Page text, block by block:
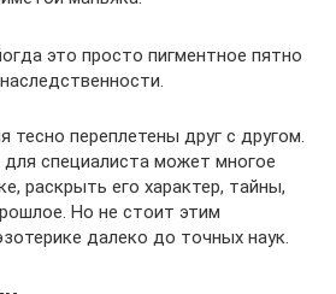
это просто пигментное пятно
тесно переплетены друг с другом.
специалиста может многое
раскрыть его характер, тайны,
Но не стоит этим
далеко до точных наук.